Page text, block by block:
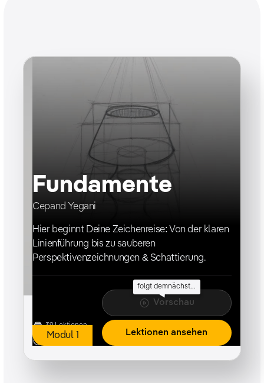
Fundamente
Cepand Yegani
Hier beginnt Deine Zeichenreise: Von der klaren
Linienführung bis zu sauberen
Perspektivenzeichnungen & Schattierung.
39Lektionen
12h 15m
folgt demnächst...
Vorschau
Lektionen ansehen
Modul 1